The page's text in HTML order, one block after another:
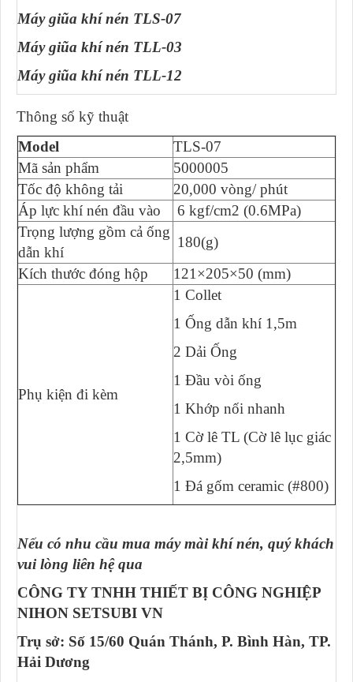
Máy giũa khí nén TLS-07
Máy giũa khí nén TLL-03
Máy giũa khí nén TLL-12
Thông số kỹ thuật
Model
TLS-07
Mã sản phẩm
5000005
Tốc độ không tải
20,000 vòng/ phút
Áp lực khí nén đầu vào
6 kgf/cm2 (0.6MPa)
Trọng lượng gồm cả ống
dẫn khí
180(g)
Kích thước đóng hộp
121×205×50 (mm)
Phụ kiện đi kèm
1 Collet
1 Ống dẫn khí 1,5m
2 Dải Ống
1 Đầu vòi ống
1 Khớp nối nhanh
1 Cờ lê TL (Cờ lê lục giác
2,5mm)
1 Đá gốm ceramic (#800)
Nếu có nhu cầu mua máy mài khí nén, quý khách
vui lòng liên hệ qua
CÔNG TY TNHH THIẾT BỊ CÔNG NGHIỆP
NIHON SETSUBI VN
Trụ sở: Số 15/60 Quán Thánh, P. Bình Hàn, TP.
Hải Dương